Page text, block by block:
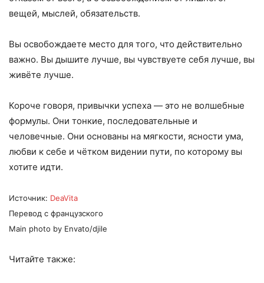
вещей, мыслей, обязательств.
Вы освобождаете место для того, что действительно
важно. Вы дышите лучше, вы чувствуете себя лучше, вы
живёте лучше.
Короче говоря, привычки успеха — это не волшебные
формулы. Они тонкие, последовательные и
человечные. Они основаны на мягкости, ясности ума,
любви к себе и чётком видении пути, по которому вы
хотите идти.
Источник: DeaVita
Перевод с французского
Main photo by Envato/djile
Читайте также: